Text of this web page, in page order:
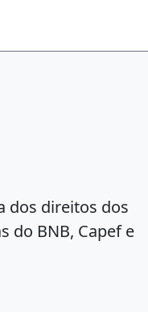
dos direitos dos
do BNB, Capef e